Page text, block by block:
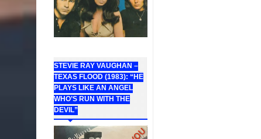
STEVIE RAY VAUGHAN –
TEXAS FLOOD (1983): “HE
PLAYS LIKE AN ANGEL
WHO’S RUN WITH THE
DEVIL”